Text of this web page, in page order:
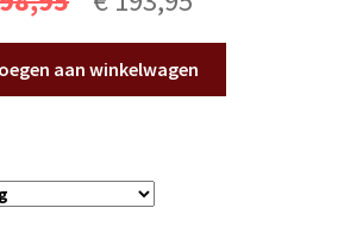
prijs
was:
prijs
is:
aan winkelwagen